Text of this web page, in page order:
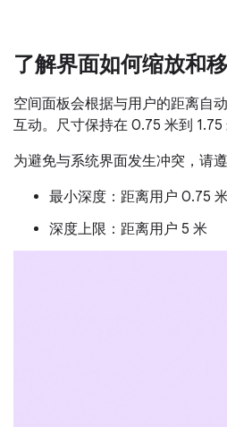
了解界面如何缩放和
空间面板会根据与用户的距离自
互动。尺寸保持在 0.75 米到
为避免与系统界面发生冲突，请
最小深度：距离用户 0.75
深度上限：距离用户 5 米